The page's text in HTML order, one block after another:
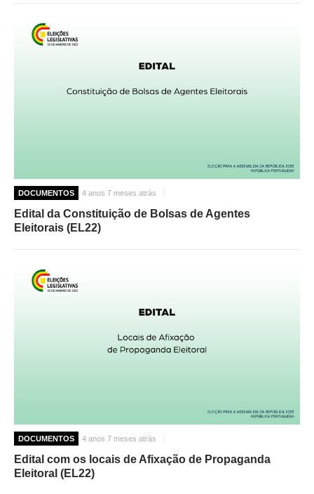
DOCUMENTOS 4 anos 7 meses atrás
Edital da Constituição de Bolsas de Agentes
Eleitorais (EL22)
DOCUMENTOS 4 anos 7 meses atrás
Edital com os locais de Afixação de Propaganda
Eleitoral (EL22)